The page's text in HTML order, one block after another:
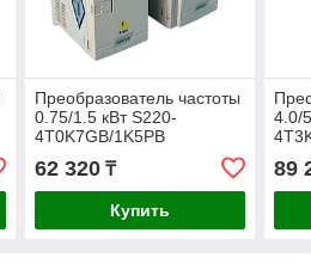
Преобразователь частоты
0.75/1.5 кВт S220-
4T0K7GB/1K5PB
62 320₸
Купить
4.0/
89